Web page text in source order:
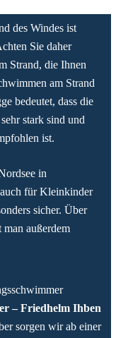
des Windes ist
Sie daher
Strand, die Ihnen
am Strand
bedeutet, dass die
stark sind und
ist.
in
für Kleinkinder
sicher. Über
man außerdem
– Friedhelm Ihben
sorgen wir ab einer